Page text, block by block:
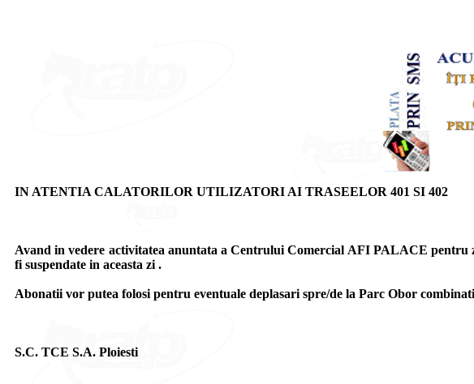
IN ATENTIA CALATORILOR UTILIZATORI AI TRASEELOR 401 SI 402
Avand in vedere activitatea anuntata a Centrului Comercial AFI PALACE pentru
fi suspendate in aceasta zi .
Abonatii vor putea folosi pentru eventuale deplasari spre/de la Parc Obor
S.C. TCE S.A. Ploiesti